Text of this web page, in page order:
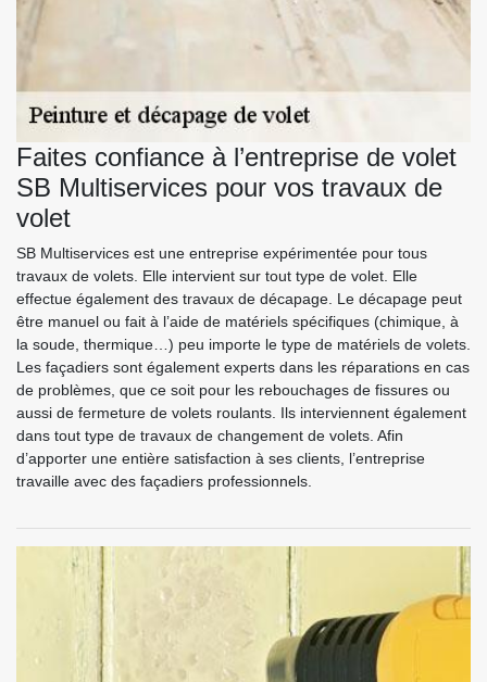
Faites confiance à l’entreprise de volet
SB Multiservices pour vos travaux de
volet
SB Multiservices est une entreprise expérimentée pour tous
travaux de volets. Elle intervient sur tout type de volet. Elle
effectue également des travaux de décapage. Le décapage peut
être manuel ou fait à l’aide de matériels spécifiques (chimique, à
la soude, thermique…) peu importe le type de matériels de volets.
Les façadiers sont également experts dans les réparations en cas
de problèmes, que ce soit pour les rebouchages de fissures ou
aussi de fermeture de volets roulants. Ils interviennent également
dans tout type de travaux de changement de volets. Afin
d’apporter une entière satisfaction à ses clients, l’entreprise
travaille avec des façadiers professionnels.